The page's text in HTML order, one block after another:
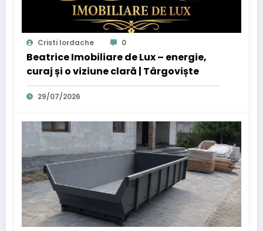
Cristi Iordache 0
Beatrice Imobiliare de Lux – energie,
curaj și o viziune clară | Târgoviște
29/07/2026